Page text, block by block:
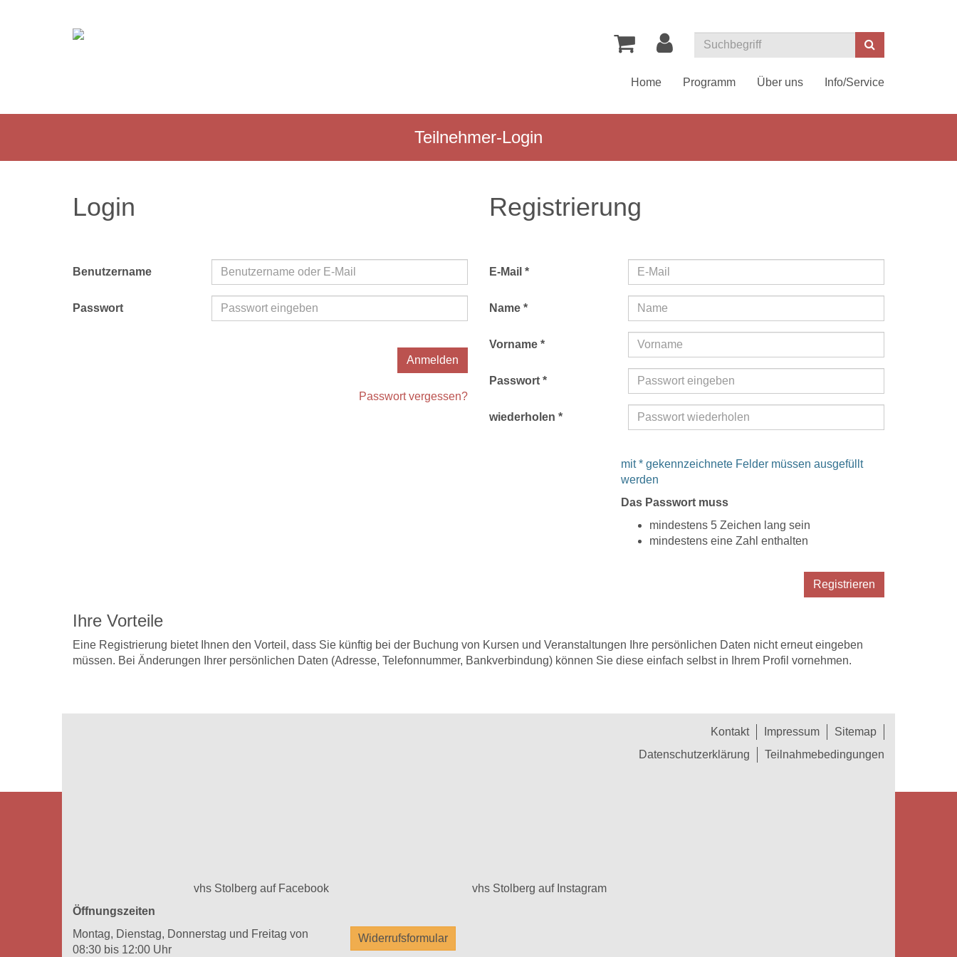
Suchen
Home Programm Über uns Info/Service
Teilnehmer-Login
Login
Benutzername
Passwort
Anmelden
Passwort vergessen?
Registrierung
E-Mail *
Name *
Vorname *
Passwort *
wiederholen *
mit * gekennzeichnete Felder müssen ausgefüllt
werden
Das Passwort muss
mindestens 5 Zeichen lang sein
mindestens eine Zahl enthalten
Registrieren
Ihre Vorteile
Eine Registrierung bietet Ihnen den Vorteil, dass Sie künftig bei der Buchung von Kursen und Veranstaltungen Ihre persönlichen Daten nicht erneut eingeben
müssen. Bei Änderungen Ihrer persönlichen Daten (Adresse, Telefonnummer, Bankverbindung) können Sie diese einfach selbst in Ihrem Profil vornehmen.
vhs Stolberg auf Facebook
Öffnungszeiten
Montag, Dienstag, Donnerstag und Freitag von
08:30 bis 12:00 Uhr
vhs Stolberg auf Instagram
Widerrufsformular
Kontakt Impressum
Sitemap
Datenschutzerklärung
Teilnahmebedingungen